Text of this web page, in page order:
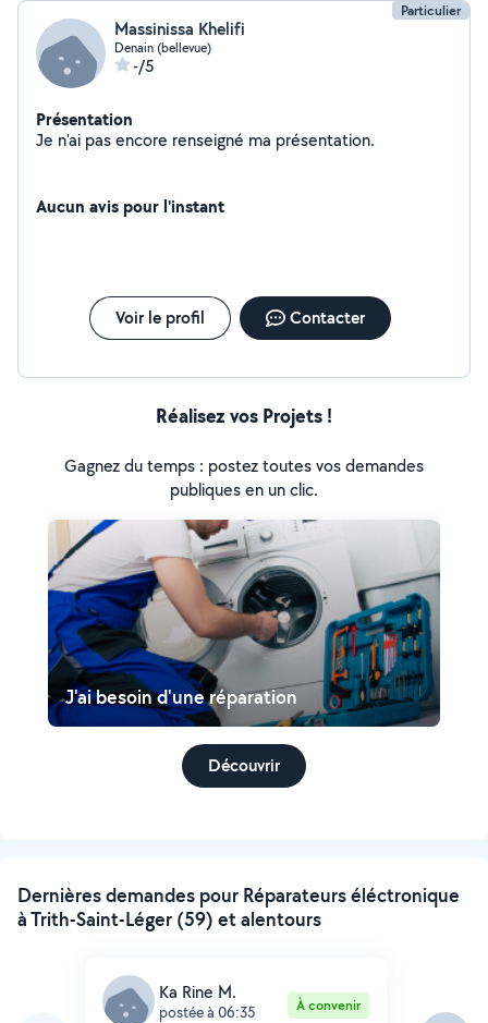
Particulier
Massinissa Khelifi
Denain (bellevue)
-/5
Présentation
Je n'ai pas encore renseigné ma présentation.
Aucun avis pour l'instant
Voir le profil Contacter
Réalisez vos Projets !
Gagnez du temps : postez toutes vos demandes
publiques en un clic.
J'ai besoin d'une réparation
Découvrir
Dernières demandes pour Réparateurs éléctronique
à Trith-Saint-Léger (59) et alentours
Ka Rine M.
postée à 06:35 À convenir